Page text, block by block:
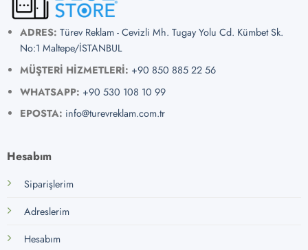
ADRES: Türev Reklam - Cevizli Mh. Tugay Yolu Cd. Kümbet Sk.
No:1 Maltepe/İSTANBUL
MÜŞTERİ HİZMETLERİ: +90 850 885 22 56
WHATSAPP: +90 530 108 10 99
EPOSTA: info@turevreklam.com.tr
Hesabım
Siparişlerim
Adreslerim
Hesabım